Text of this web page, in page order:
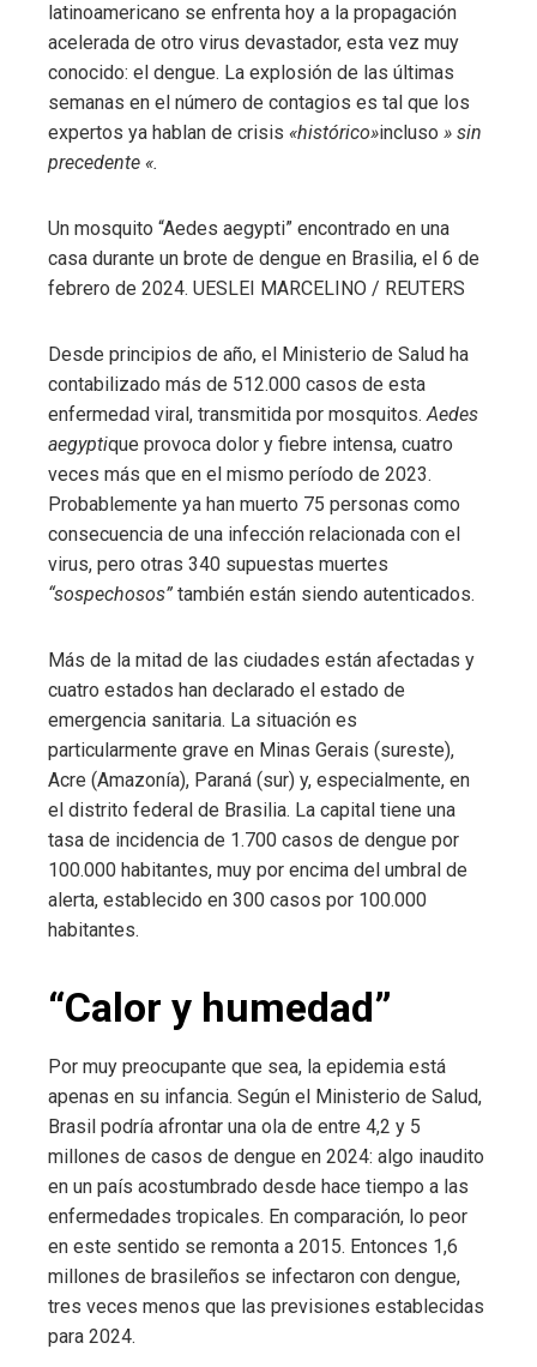
latinoamericano se enfrenta hoy a la propagación
acelerada de otro virus devastador, esta vez muy
conocido: el dengue. La explosión de las últimas
semanas en el número de contagios es tal que los
expertos ya hablan de crisis «histórico»incluso » sin
precedente «.
Un mosquito “Aedes aegypti” encontrado en una
casa durante un brote de dengue en Brasilia, el 6 de
febrero de 2024. UESLEI MARCELINO / REUTERS
Desde principios de año, el Ministerio de Salud ha
contabilizado más de 512.000 casos de esta
enfermedad viral, transmitida por mosquitos.Aedes
aegyptique provoca dolor y fiebre intensa, cuatro
veces más que en el mismo período de 2023.
Probablemente ya han muerto 75 personas como
consecuencia de una infección relacionada con el
virus, pero otras 340 supuestas muertes
“sospechosos” también están siendo autenticados.
Más de la mitad de las ciudades están afectadas y
cuatro estados han declarado el estado de
emergencia sanitaria. La situación es
particularmente grave en Minas Gerais (sureste),
Acre (Amazonía), Paraná (sur) y, especialmente, en
el distrito federal de Brasilia. La capital tiene una
tasa de incidencia de 1.700 casos de dengue por
100.000 habitantes, muy por encima del umbral de
alerta, establecido en 300 casos por 100.000
habitantes.
“Calor y humedad”
Por muy preocupante que sea, la epidemia está
apenas en su infancia. Según el Ministerio de Salud,
Brasil podría afrontar una ola de entre 4,2 y 5
millones de casos de dengue en 2024: algo inaudito
en un país acostumbrado desde hace tiempo a las
enfermedades tropicales. En comparación, lo peor
en este sentido se remonta a 2015. Entonces 1,6
millones de brasileños se infectaron con dengue,
tres veces menos que las previsiones establecidas
para 2024.